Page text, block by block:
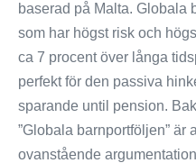
baserad på Malta. Globala
som har högst risk och
ca 7 procent över långa
perfekt för den passiva
sparande until pension.
”Globala barnportföljen”
ovanstående